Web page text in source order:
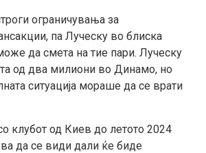
ограничувања за
па Луческу во блиска
да смета на тие пари. Луческу
од два милиони во Динамо, но
ситуација мораше да се врати
клубот од Киев до летото 2024
да се види дали ќе биде